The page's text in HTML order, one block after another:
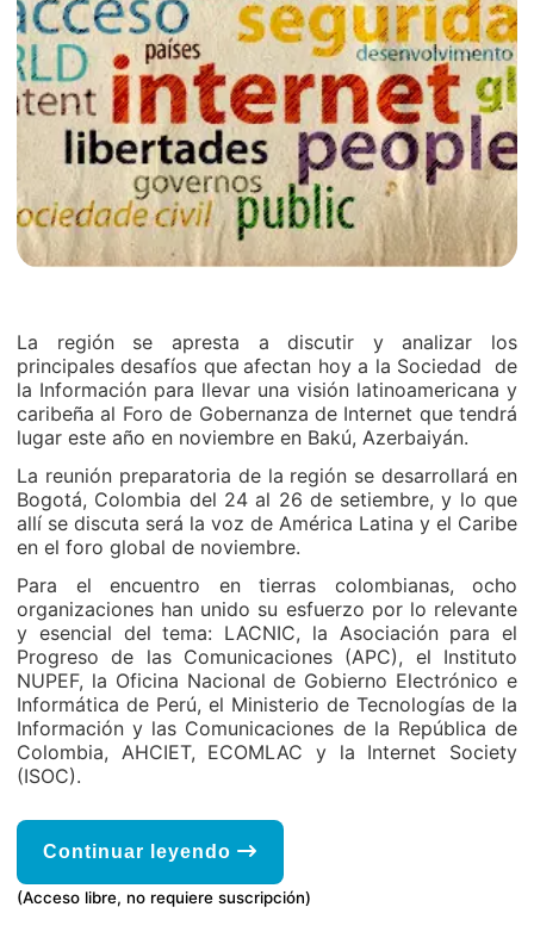
La región se apresta a discutir y analizar los
principales desafíos que afectan hoy a la Sociedad de
la Información para llevar una visión latinoamericana y
caribeña al Foro de Gobernanza de Internet que tendrá
lugar este año en noviembre en Bakú, Azerbaiyán.
La reunión preparatoria de la región se desarrollará en
Bogotá, Colombia del 24 al 26 de setiembre, y lo que
allí se discuta será la voz de América Latina y el Caribe
en el foro global de noviembre.
Para el encuentro en tierras colombianas, ocho
organizaciones han unido su esfuerzo por lo relevante
y esencial del tema: LACNIC, la Asociación para el
Progreso de las Comunicaciones (APC), el Instituto
NUPEF, la Oficina Nacional de Gobierno Electrónico e
Informática de Perú, el Ministerio de Tecnologías de la
Información y las Comunicaciones de la República de
Colombia, AHCIET, ECOMLAC y la Internet Society
(ISOC).
Continuar leyendo
(Acceso libre, no requiere suscripción)